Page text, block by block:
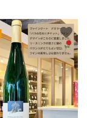
favorite